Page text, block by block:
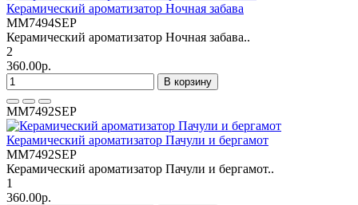
Керамический ароматизатор Ночная забава
MM7494SEP
Керамический ароматизатор Ночная забава..
2
360.00р.
В корзину
MM7492SEP
Керамический ароматизатор Пачули и бергамот
MM7492SEP
Керамический ароматизатор Пачули и бергамот..
1
360.00р.